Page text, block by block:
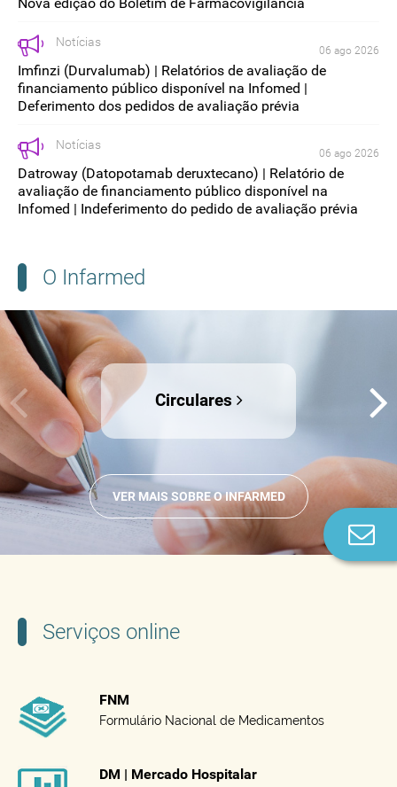
Notícias
06 ago 2026
Imfinzi (Durvalumab) | Relatórios de avaliação de
financiamento público disponível na Infomed |
Deferimento dos pedidos de avaliação prévia
Notícias
06 ago 2026
Datroway (Datopotamab deruxtecano) | Relatório de
avaliação de financiamento público disponível na
Infomed | Indeferimento do pedido de avaliação prévia
O Infarmed
Circulares
VER MAIS SOBRE O INFARMED
Serviços online
FNM
Formulário Nacional de Medicamentos
DM | Mercado Hospitalar